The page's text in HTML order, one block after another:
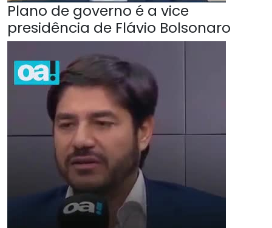
Plano de governo é a vice
presidência de Flávio Bolsonaro